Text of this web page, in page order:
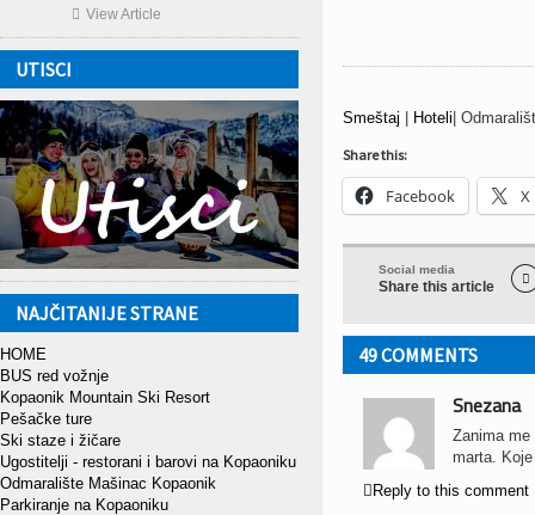
Smeštaj Hoteli |
Share this:
Facebook X
Social media
Share this article 
49 COMMENTS
Snezana
Zanima me
marta.
 Reply to this comment
 View Article
UTISCI
NAJČITANIJE STRANE
HOME
BUS red vožnje
Kopaonik Mountain Ski Resort
Pešačke ture
Ski staze i žičare
Ugostitelji - restorani i barovi na Kopaoniku
Odmaralište Mašinac Kopaonik
Parkiranje na Kopaoniku